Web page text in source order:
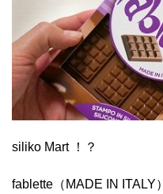
siliko Mart ！？
fablette（MADE IN ITALY）